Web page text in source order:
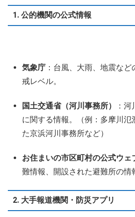
1. 公的機関の公式情報
気象庁 ：台風、大雨、地震な
戒レベル。
国土交通省（河川事務所）
：
に関する情報。（例：多摩川氾
た京浜河川事務所など）
お住まいの市区町村の公式ウェ
難情報、開設された避難所の情
2. 大手報道機関・防災アプリ